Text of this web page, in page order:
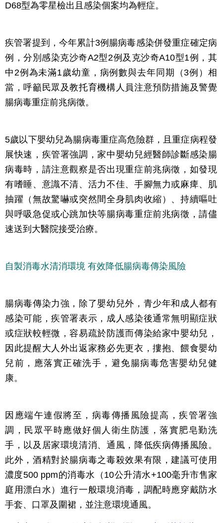
D68型為零星檢出且感染個案均為輕症。
疾管署提到，今年累計3例腸病毒感染併發重症確定病
例，分別感染克沙奇A2型2例及克沙奇A10型1例，其
中2例為未滿1歲幼童，病例數與去年同期（3例）相
當，呼籲民眾及教托育機構人員注意預防措施及警覺
腸病毒重症前兆病徵。
5歲以下嬰幼兒為腸病毒重症高危險群，且重症病程發
展快速，疾管署強調，家中嬰幼兒經醫師診斷感染腸
病毒時，請注意觀察是否出現重症前兆病徵，如發現
有嗜睡、意識不清、活力不佳、手腳無力或麻痺、肌
抽躍（無故驚嚇或突然間全身肌肉收縮）、持續嘔吐
與呼吸急促或心跳加快等腸病毒重症前兆病徵，請儘
速送到大醫院接受治療。
自製消毒水清消環境 有效 降低腸病毒傳染風險
腸病毒傳染力強，除了嬰幼兒外，青少年和成人都有
感染可能，疾管署表示，成人感染後通常無明顯症狀
或症狀較輕微，容易疏於防護而傳染給家中嬰幼兒，
因此提醒大人外出返家務必先更衣，摟抱、餵食嬰幼
兒前，應落實正確洗手，避免腸病毒危害嬰幼兒健
康。
因應端午連假將至，病毒傳播風險提高，疾管署強
調，民眾平時應做好個人衛生防護，落實肥皂勤洗
手，以及居家環境清消、通風，降低疾病傳播風險。
此外，酒精對於腸病毒之毒殺效果有限，建議可使用
濃度500 ppm的消毒水（10公升清水+100毫升市售家
庭用漂白水）進行一般環境消毒，調配時應穿戴防水
手套、口罩及圍裙，並注意環境通風。